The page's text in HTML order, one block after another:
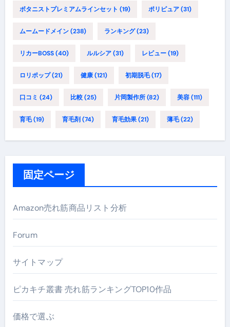
ボタニストプレミアムラインセット (19) ポリピュア(31)
ムームードメイン(238) ランキング(23)
リカーBOSS(40) ルルシア(31) レビュー(19)
ロリポップ(21) 健康(121) 初期脱毛(17)
口コミ (24) 比較(25) 片岡製作所(82) 美容(111)
育毛(19) 育毛剤(74) 育毛効果(21) 薄毛(22)
固定ページ
Amazon売れ筋商品リスト分析
Forum
サイトマップ
ピカキチ叢書 売れ筋ランキングTOP10作品
価格で選ぶ